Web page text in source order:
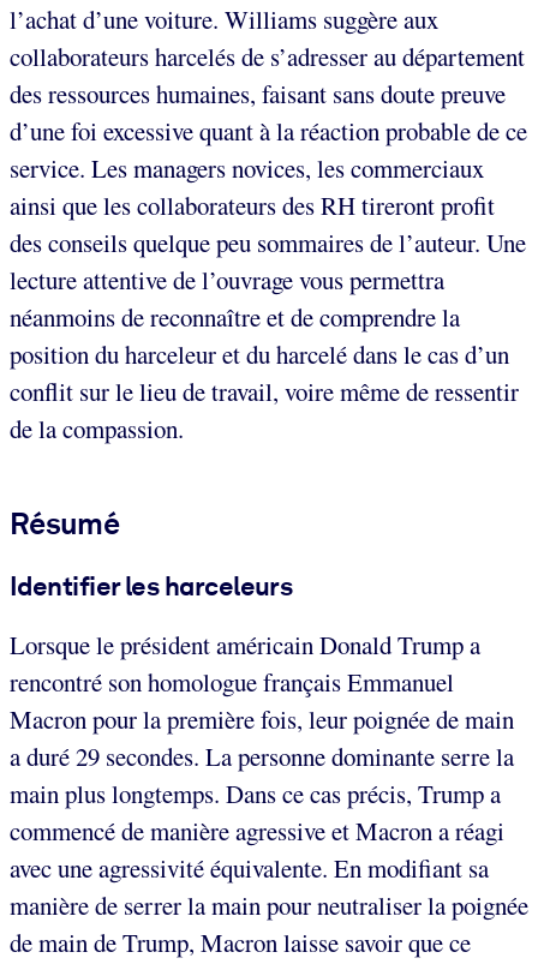
l’achat d’une voiture. Williams suggère aux
collaborateurs harcelés de s’adresser au département
des ressources humaines, faisant sans doute preuve
d’une foi excessive quant à la réaction probable de ce
service. Les managers novices, les commerciaux
ainsi que les collaborateurs des RH tireront profit
des conseils quelque peu sommaires de l’auteur. Une
lecture attentive de l’ouvrage vous permettra
néanmoins de reconnaître et de comprendre la
position du harceleur et du harcelé dans le cas d’un
conflit sur le lieu de travail, voire même de ressentir
de la compassion.
Résumé
Identifier les harceleurs
Lorsque le président américain Donald Trump a
rencontré son homologue français Emmanuel
Macron pour la première fois, leur poignée de main
a duré 29 secondes. La personne dominante serre la
main plus longtemps. Dans ce cas précis, Trump a
commencé de manière agressive et Macron a réagi
avec une agressivité équivalente. En modifiant sa
manière de serrer la main pour neutraliser la poignée
de main de Trump, Macron laisse savoir que ce